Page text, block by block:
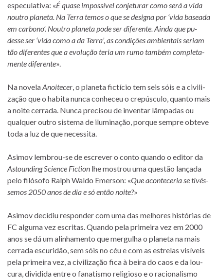
es­pe­cu­la­tiva: «É quase im­pos­sí­vel con­je­tu­rar como será a vida
nou­tro pla­neta. Na Terra te­mos o que se de­signa por ‘vida ba­se­ada
em car­bono’. Noutro pla­neta pode ser di­fe­rente. Ainda que pu­
desse ser ‘vida como a da Terra’, as con­di­ções am­bi­en­tais se­riam
tão di­fe­ren­tes que a evo­lu­ção te­ria um rumo tam­bém com­ple­ta­
mente di­fe­rente».
Na no­velaAnoitecer, o pla­neta fic­tí­cio tem seis sóis e a ci­vi­li­
za­ção que o ha­bita nunca co­nhe­ceu o cre­pús­culo, quanto mais
a noite cer­rada. Nunca pre­ci­sou de in­ven­tar lâm­pa­das ou
qual­quer ou­tro sis­tema de ilu­mi­na­ção, por­que sem­pre ob­teve
toda a luz de que necessita.
Asimov lembrou-se de es­cre­ver o conto quando o edi­tor da
Astounding Science Fiction lhe mos­trou uma ques­tão lan­çada
pelo fi­ló­sofo Ralph Waldo Emerson: «Que acon­te­ce­ria se ti­vés­
se­mos 2050 anos de dia e só en­tão noite?»
Asimov de­ci­diu res­pon­der com uma das me­lho­res his­tó­rias de
FC al­guma vez es­cri­tas. Quando pela pri­meira vez em 2000
anos se dá um ali­nha­mento que mer­gu­lha o pla­neta na mais
cer­rada es­cu­ri­dão, sem sóis no céu e com as es­tre­las vi­sí­veis
pela pri­meira vez, a ci­vi­li­za­ção fica à beira do caos e da lou­
cura, di­vi­dida en­tre o fa­na­tismo re­li­gi­oso e o ra­ci­o­na­lismo